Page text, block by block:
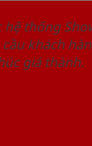
thống
khách
giá thành.